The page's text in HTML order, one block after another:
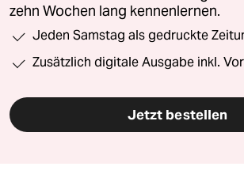
zehn Wochen lang kennenlernen.
Jeden Samstag als gedruckte
Zusätzlich digitale Ausgabe inkl.
Jetzt bestellen